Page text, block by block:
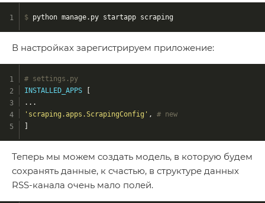
$ python manage.py startapp scraping
В настройках зарегистрируем приложение:
# settings.py
INSTALLED_APPS [
...
'scraping.apps.ScrapingConfig' , # new
]
Теперь мы можем создать модель, в которую будем
сохранять данные, к счастью, в структуре данных
RSS-канала очень мало полей.